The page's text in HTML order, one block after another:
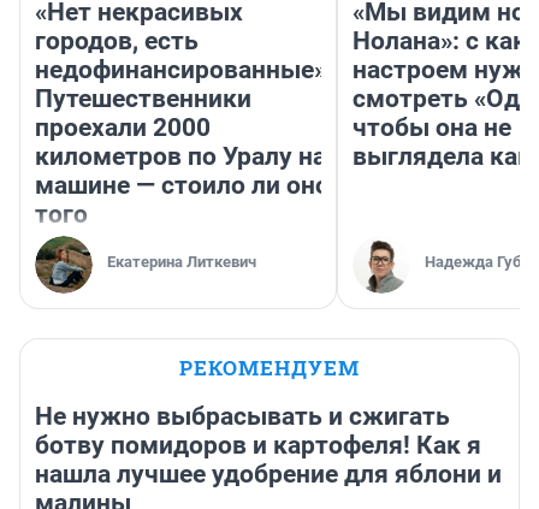
«Нет некрасивых
городов, есть
недофинансированные».
Путешественники
проехали 2000
километров по Уралу на
машине — стоило ли оно
того
Екатерина Литкевич
«Мы видим
Нолана»: с
настроем
смотреть
чтобы она не
выглядела как
Надежда
РЕКОМЕНДУЕМ
Не нужно выбрасывать и сжигать
ботву помидоров и картофеля! Как я
нашла лучшее удобрение для яблони и
малины